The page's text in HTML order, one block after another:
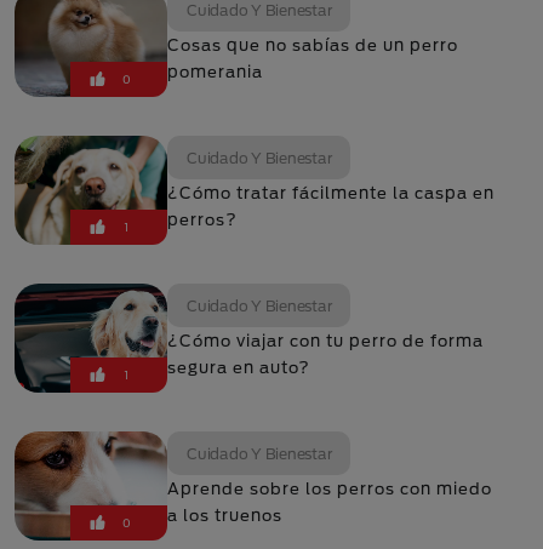
0
Cuidado Y Bienestar
Cosas que no sabías de un perro
pomerania
1
Cuidado Y Bienestar
¿Cómo tratar fácilmente la caspa en
perros?
1
Cuidado Y Bienestar
¿Cómo viajar con tu perro de forma
segura en auto?
0
Cuidado Y Bienestar
Aprende sobre los perros con miedo
a los truenos